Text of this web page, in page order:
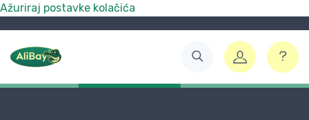
Ažuriraj postavke kolačića